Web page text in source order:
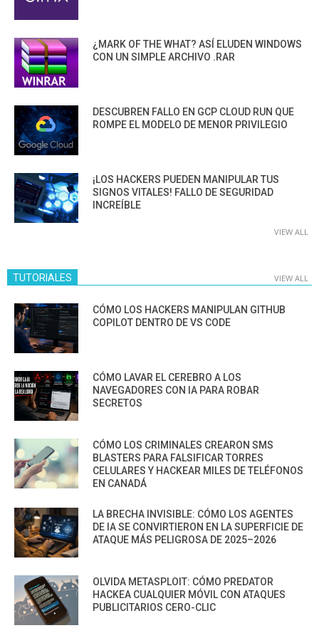
¿MARK OF THE WHAT? ASÍ ELUDEN WINDOWS
CON UN SIMPLE ARCHIVO .RAR
DESCUBREN FALLO EN GCP CLOUD RUN QUE
ROMPE EL MODELO DE MENOR PRIVILEGIO
¡LOS HACKERS PUEDEN MANIPULAR TUS
SIGNOS VITALES! FALLO DE SEGURIDAD
INCREÍBLE
VIEW ALL
TUTORIALES VIEW ALL
CÓMO LOS HACKERS MANIPULAN GITHUB
COPILOT DENTRO DE VS CODE
CÓMO LAVAR EL CEREBRO A LOS
NAVEGADORES CON IA PARA ROBAR
SECRETOS
CÓMO LOS CRIMINALES CREARON SMS
BLASTERS PARA FALSIFICAR TORRES
CELULARES Y HACKEAR MILES DE TELÉFONOS
EN CANADÁ
LA BRECHA INVISIBLE: CÓMO LOS AGENTES
DE IA SE CONVIRTIERON EN LA SUPERFICIE DE
ATAQUE MÁS PELIGROSA DE 2025–2026
OLVIDA METASPLOIT: CÓMO PREDATOR
HACKEA CUALQUIER MÓVIL CON ATAQUES
PUBLICITARIOS CERO-CLIC